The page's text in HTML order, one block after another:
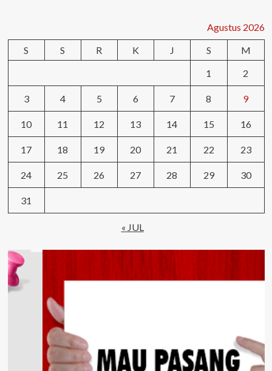
Agustus 2026
S
S R K J S
M
1
2
3 4 5 6 7 8 9
10 11 12 13 14 15 16
17 18 19 20 21 22 23
24 25 26 27 28 29 30
31
« JUL